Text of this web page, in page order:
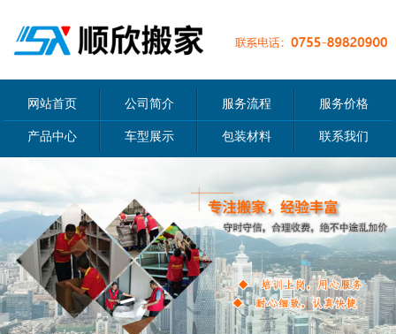
网站首页 公司简介 服务流程 服务价格
产品中心 车型展示 包装材料 联系我们